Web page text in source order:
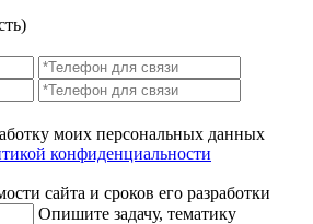
моих персональных данных
конфиденциальности
сайта и сроков его разработки
Опишите задачу, тематику